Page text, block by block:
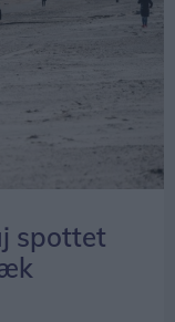
spottet